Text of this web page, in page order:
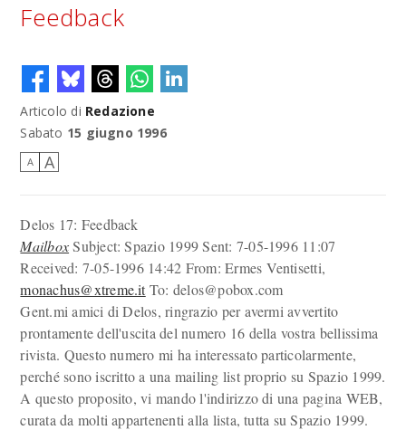
Feedback
Articolo di Redazione
Sabato 15 giugno 1996
A A
Delos 17: Feedback
MailboxSubject: Spazio 1999 Sent: 7-05-1996 11:07
Received: 7-05-1996 14:42 From: Ermes Ventisetti,
monachus@xtreme.itTo: delos@pobox.com
Gent.mi amici di Delos, ringrazio per avermi avvertito
prontamente dell'uscita del numero 16 della vostra bellissima
rivista. Questo numero mi ha interessato particolarmente,
perché sono iscritto a una mailing list proprio su Spazio 1999.
A questo proposito, vi mando l'indirizzo di una pagina WEB,
curata da molti appartenenti alla lista, tutta su Spazio 1999.